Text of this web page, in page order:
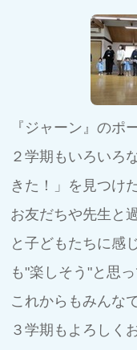
『ジャーン』の
２学期もいろいろ
きた！」を見つけ
お友だちや先生と
と子どもたちに感
も"楽しそう"と思
これからもみんな
３学期もよろしく